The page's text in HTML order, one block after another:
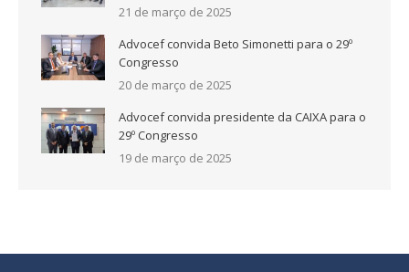
21 de março de 2025
Advocef convida Beto Simonetti para o 29º
Congresso
20 de março de 2025
Advocef convida presidente da CAIXA para o
29º Congresso
19 de março de 2025